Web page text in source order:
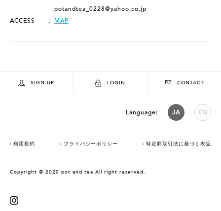
potandtea_0228@yahoo.co.jp
ACCESS
MAP
SIGN UP LOGIN CONTACT
Language: JA EN
利用規約 プライバシーポリシー 特定商取引法に基づく表記
Copyright © 2020 pot and tea All right reserved.